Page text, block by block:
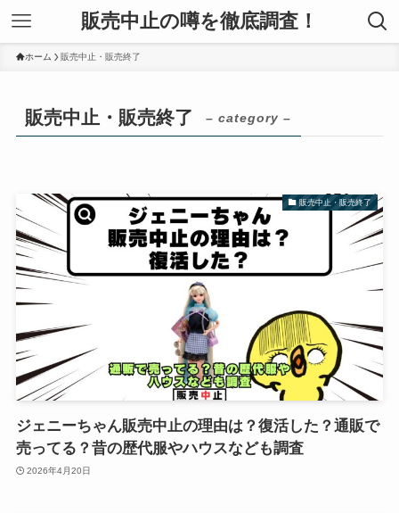
販売中止の噂を徹底調査！
ホーム 販売中止・販売終了
販売中止・販売終了 – category –
販売中止・販売終了
ジェニーちゃん販売中止の理由は？復活した？通販で
売ってる？昔の歴代服やハウスなども調査
2026年4月20日